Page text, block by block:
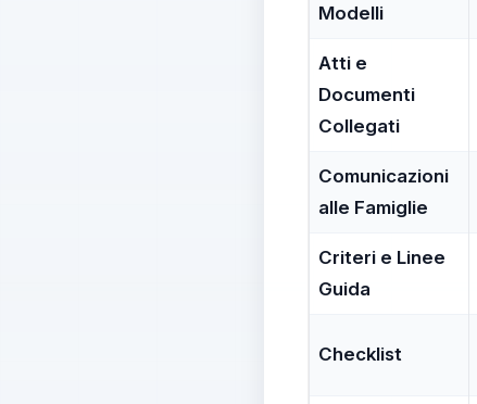
Modelli
Atti e
Documenti
Collegati
Comunicazioni
alle Famiglie
Criteri e Linee
Guida
Checklist